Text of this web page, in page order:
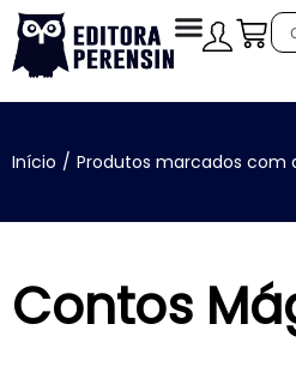
Início / Produtos marcados com
Contos